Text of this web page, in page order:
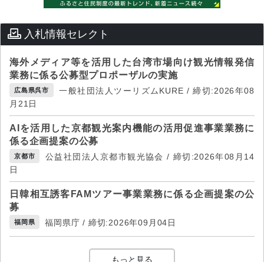
入札情報セレクト
海外メディア等を活用した台湾市場向け観光情報発信
業務に係る公募型プロポーザルの実施
広島県呉市
一般社団法人ツーリズムKURE / 締切:2026年08
月21日
AIを活用した京都観光案内機能の活用促進事業業務に
係る企画提案の公募
京都市
公益社団法人京都市観光協会 / 締切:2026年08月14
日
日韓相互誘客FAMツアー事業業務に係る企画提案の公
募
福岡県 福岡県庁 / 締切:2026年09月04日
もっと見る